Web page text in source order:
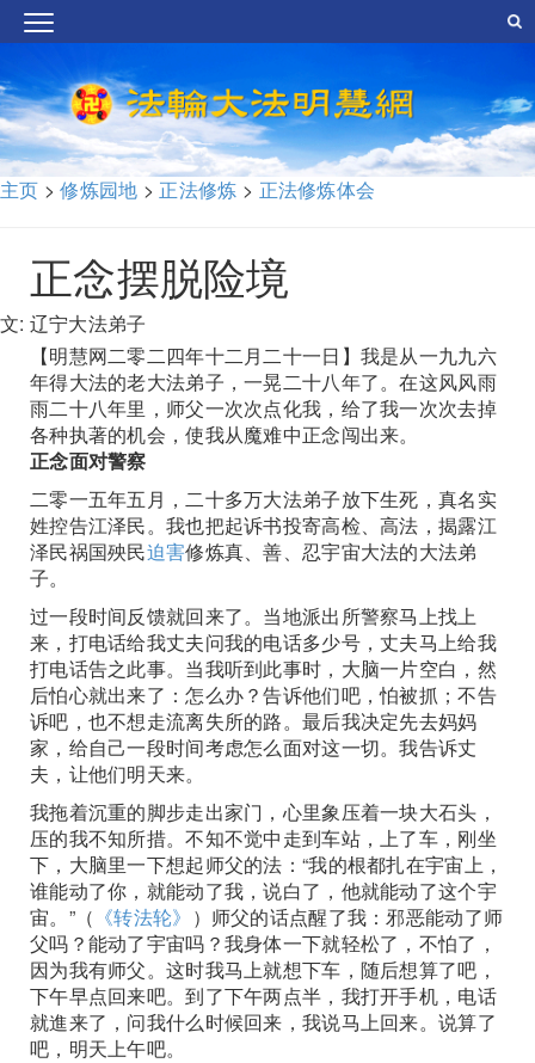
主页 >修炼园地 > 正法修炼 > 正法修炼体会
正念摆脱险境
文: 辽宁大法弟子
【明慧网二零二四年十二月二十一日】我是从一九九六
年得大法的老大法弟子，一晃二十八年了。在这风风雨
雨二十八年里，师父一次次点化我，给了我一次次去掉
各种执著的机会，使我从魔难中正念闯出来。
正念面对警察
二零一五年五月，二十多万大法弟子放下生死，真名实
姓控告江泽民。我也把起诉书投寄高检、高法，揭露江
泽民祸国殃民迫害修炼真、善、忍宇宙大法的大法弟
子。
过一段时间反馈就回来了。当地派出所警察马上找上
来，打电话给我丈夫问我的电话多少号，丈夫马上给我
打电话告之此事。当我听到此事时，大脑一片空白，然
后怕心就出来了：怎么办？告诉他们吧，怕被抓；不告
诉吧，也不想走流离失所的路。最后我决定先去妈妈
家，给自己一段时间考虑怎么面对这一切。我告诉丈
夫，让他们明天来。
我拖着沉重的脚步走出家门，心里象压着一块大石头，
压的我不知所措。不知不觉中走到车站，上了车，刚坐
下，大脑里一下想起师父的法：“我的根都扎在宇宙上，
谁能动了你，就能动了我，说白了，他就能动了这个宇
宙。”（ 《转法轮》 ）师父的话点醒了我：邪恶能动了师
父吗？能动了宇宙吗？我身体一下就轻松了，不怕了，
因为我有师父。这时我马上就想下车，随后想算了吧，
下午早点回来吧。到了下午两点半，我打开手机，电话
就進来了，问我什么时候回来，我说马上回来。说算了
吧，明天上午吧。